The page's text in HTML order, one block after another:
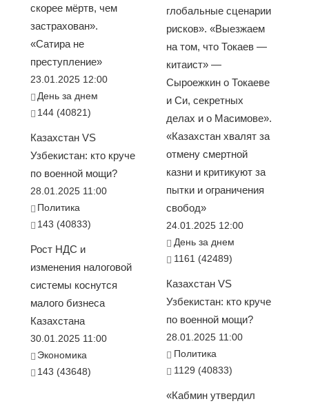
скорее мёртв, чем
застрахован».
«Сатира не
преступление»
23.01.2025 12:00
День за днем
144 (40821)
Казахстан VS
Узбекистан: кто круче
по военной мощи?
28.01.2025 11:00
Политика
143 (40833)
Рост НДС и
изменения налоговой
системы коснутся
малого бизнеса
Казахстана
30.01.2025 11:00
Экономика
143 (43648)
глобальные сценарии
рисков». «Выезжаем
на том, что Токаев —
китаист» —
Сыроежкин о Токаеве
и Си, секретных
делах и о Масимове».
«Казахстан хвалят за
отмену смертной
казни и критикуют за
пытки и ограничения
свобод»
24.01.2025 12:00
День за днем
1161 (42489)
Казахстан VS
Узбекистан: кто круче
по военной мощи?
28.01.2025 11:00
Политика
1129 (40833)
«Кабмин утвердил